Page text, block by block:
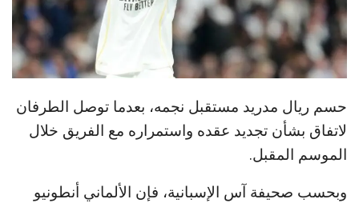
حسم ريال مدريد مستقبل نجمه، بعدما توصل الطرفان
لاتفاق بشأن تجديد عقده واستمراره مع الفريق خلال
الموسم المقبل.
وبحسب صحيفة آس الإسبانية، فإن الألماني أنطونيو